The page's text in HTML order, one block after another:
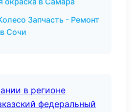
Запчасть - Ремонт
Сочи
в регионе
федеральный